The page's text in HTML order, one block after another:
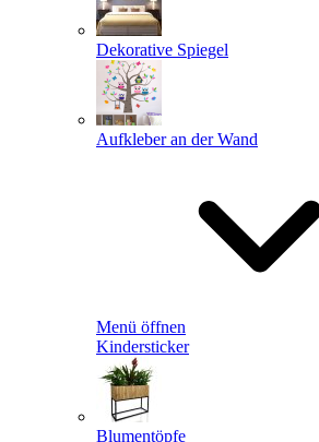
Dekorative Spiegel
Aufkleber an der Wand
Menü öffnen
Kindersticker
Blumentöpfe